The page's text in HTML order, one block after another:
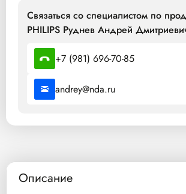
Связаться со специалистом по
PHILIPS Руднев Андрей
+7 (981) 696-70-85
andrey@nda.ru
Описание